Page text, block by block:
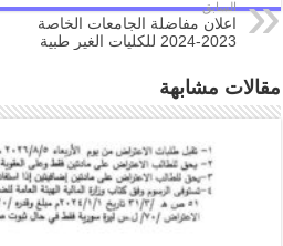
السابق
اعلان مفاضلة الجامعات الخاصة
2023-2024 للكليات الغير طبية
مقالات مشابهة